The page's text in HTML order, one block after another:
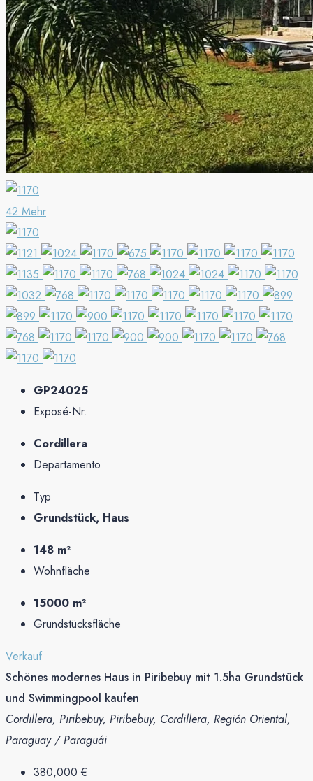
42 Mehr
GP24025
Exposé-Nr.
Cordillera
Departamento
Typ
Grundstück, Haus
148 m²
Wohnfläche
15000 m²
Grundstücksfläche
Verkauf
Schönes modernes Haus in Piribebuy mit 1.5ha Grundstück
und Swimmingpool kaufen
Cordillera, Piribebuy, Piribebuy, Cordillera, Región Oriental,
Paraguay / Paraguái
380,000 €